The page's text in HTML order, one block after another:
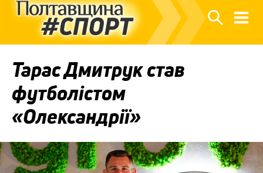
Тарас Дмитрук став
футболістом
«Олександрії»